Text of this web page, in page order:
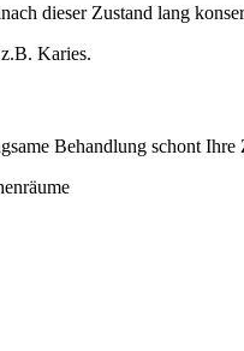
dieser Zustand lang
Karies.
Behandlung schont